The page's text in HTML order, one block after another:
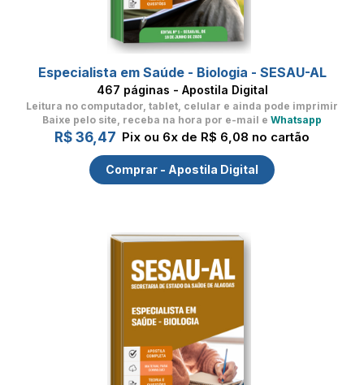
Especialista em Saúde - Biologia - SESAU-AL
467 páginas - Apostila Digital
Leitura no computador, tablet, celular e ainda pode imprimir
Baixe pelo site, receba na hora por e-mail e Whatsapp
R$ 36,47 Pix ou 6x de R$ 6,08 no cartão
Comprar - Apostila Digital